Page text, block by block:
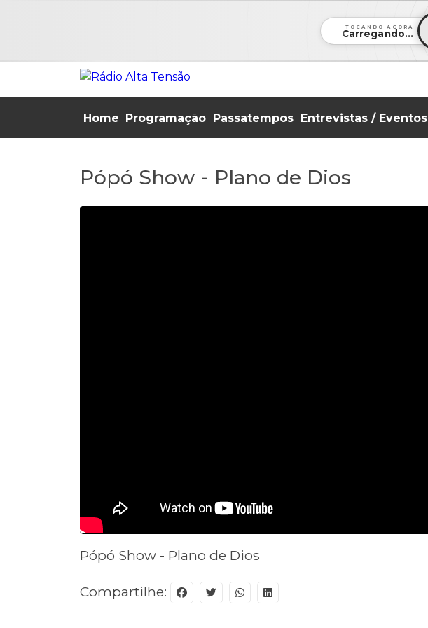
TOCANDO AGORA
Carregando...
Home Programação Passatempos Entrevistas / Eventos
Pópó Show - Plano de Dios
Pópó Show - Plano de Dios
Compartilhe: